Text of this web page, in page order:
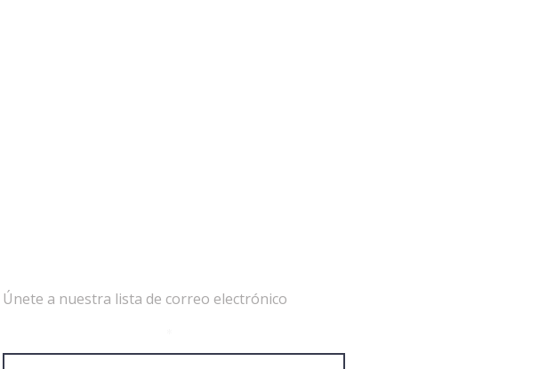
Únete a nuestra lista de correo electrónico